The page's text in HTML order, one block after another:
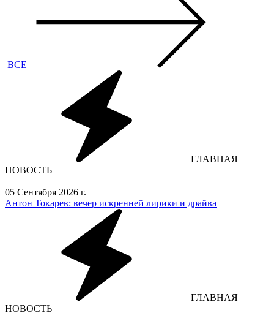
ВСЕ
ГЛАВНАЯ
НОВОСТЬ
05 Сентября 2026 г.
Антон Токарев: вечер искренней лирики и драйва
ГЛАВНАЯ
НОВОСТЬ